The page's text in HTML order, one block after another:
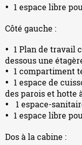
1 espace libre
Côté gauche :
1 Plan de travail
dessous une
1 compartiment
1 espace de
des parois et hotte
1 espace-
1 espace libre
Dos à la cabine :